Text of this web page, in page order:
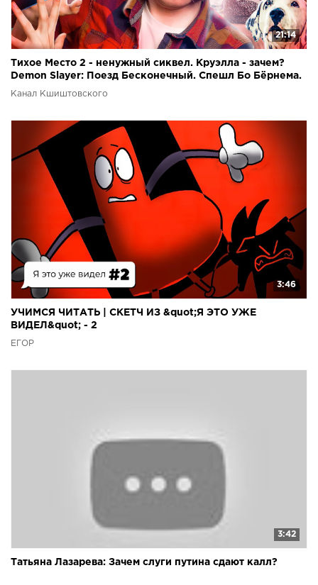
21:14
Тихое Место 2 - ненужный сиквел. Круэлла - зачем?
Demon Slayer: Поезд Бесконечный. Спешл Бо Бёрнема.
Канал Кшиштовского
3:46
УЧИМСЯ ЧИТАТЬ | СКЕТЧ ИЗ &quot;Я ЭТО УЖЕ
ВИДЕЛ&quot; - 2
ЕГОР
3:42
Татьяна Лазарева: Зачем слуги путина сдают калл?